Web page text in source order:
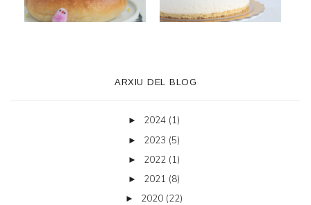
ARXIU DEL BLOG
► 2024 (1)
► 2023 (5)
► 2022 (1)
► 2021 (8)
► 2020 (22)